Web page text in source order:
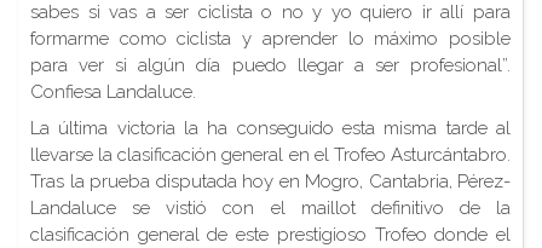
sabes si vas a ser ciclista o no y yo quiero ir allí para
formarme como ciclista y aprender lo máximo posible
para ver si algún día puedo llegar a ser profesional”.
Confiesa Landaluce.
La última victoria la ha conseguido esta misma tarde al
llevarse la clasificación general en el Trofeo Asturcántabro.
Tras la prueba disputada hoy en Mogro, Cantabria, Pérez-
Landaluce se vistió con el maillot definitivo de la
clasificación general de este prestigioso Trofeo donde el